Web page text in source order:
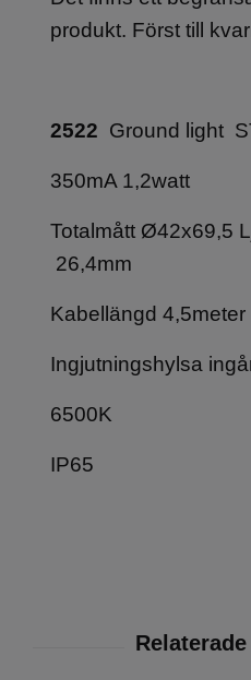
produkt. Först till
2522 Ground light
350mA 1,2watt
Totalmått Ø42x69,5
26,4mm
Kabellängd 4,5meter
Ingjutningshylsa
6500K
IP65